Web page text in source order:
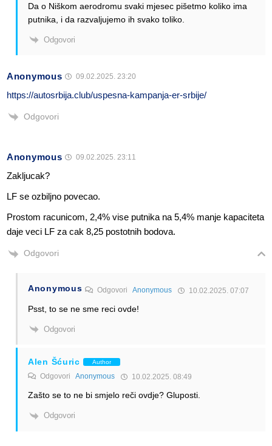
Da o Niškom aerodromu svaki mjesec pišetmo koliko ima
putnika, i da razvaljujemo ih svako toliko.
Odgovori
Anonymous 09.02.2025. 23:20
https://autosrbija.club/uspesna-kampanja-er-srbije/
Odgovori
Anonymous 09.02.2025. 23:11
Zakljucak?
LF se ozbiljno povecao.
Prostom racunicom, 2,4% vise putnika na 5,4% manje kapaciteta
daje veci LF za cak 8,25 postotnih bodova.
Odgovori
Anonymous OdgovoriAnonymous 10.02.2025. 07:07
Psst, to se ne sme reci ovde!
Odgovori
Alen Šćuric Author
Odgovori Anonymous 10.02.2025. 08:49
Zašto se to ne bi smjelo reči ovdje? Gluposti.
Odgovori